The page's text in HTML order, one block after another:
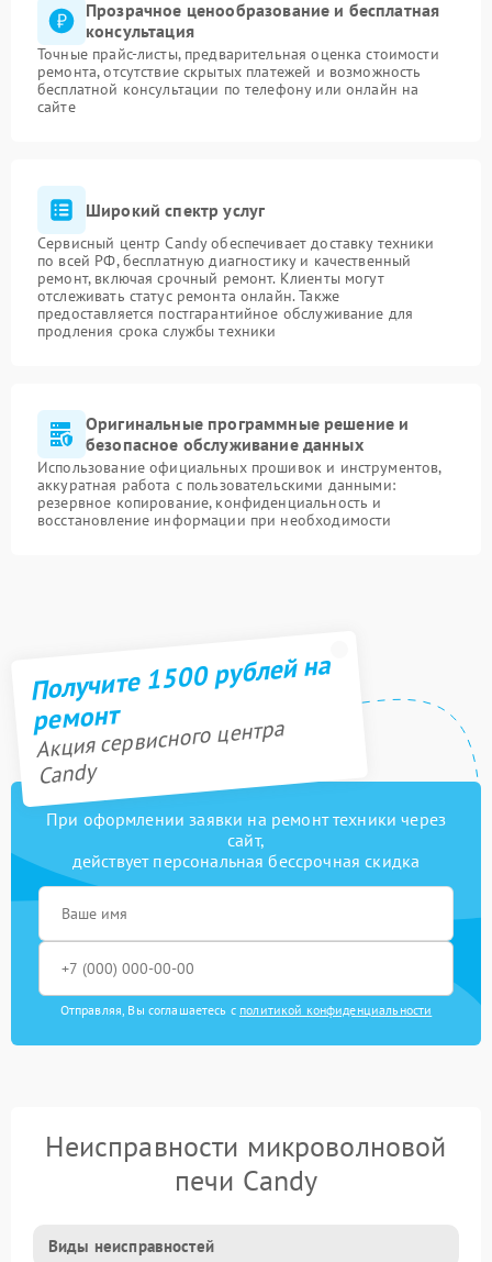
Прозрачное ценообразование и бесплатная
консультация
Точные прайс-листы, предварительная оценка стоимости
ремонта, отсутствие скрытых платежей и возможность
бесплатной консультации по телефону или онлайн на
сайте
Широкий спектр услуг
Сервисный центр Candy обеспечивает доставку техники
по всей РФ, бесплатную диагностику и качественный
ремонт, включая срочный ремонт. Клиенты могут
отслеживать статус ремонта онлайн. Также
предоставляется постгарантийное обслуживание для
продления срока службы техники
Оригинальные программные решение и
безопасное обслуживание данных
Использование официальных прошивок и инструментов,
аккуратная работа с пользовательскими данными:
резервное копирование, конфиденциальность и
восстановление информации при необходимости
Получите 1500 рублей на
ремонт
Акция сервисного центра
Candy
При оформлении заявки на ремонт техники через
сайт,
действует персональная бессрочная скидка
Отправляя, Вы соглашаетесь с политикой конфиденциальности
Неисправности микроволновой
печи Candy
Виды неисправностей